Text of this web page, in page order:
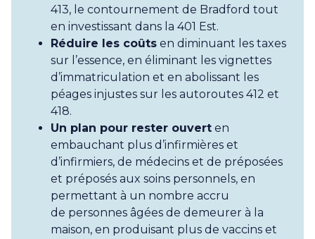
413, le contournement de Bradford tout
en investissant dans la 401 Est.
Réduire les coûts en diminuant les taxes
sur l’essence, en éliminant les vignettes
d’immatriculation et en abolissant les
péages injustes sur les autoroutes 412 et
418.
Un plan pour rester ouvert en
embauchant plus d’infirmières et
d’infirmiers, de médecins et de préposées
et préposés aux soins personnels, en
permettant à un nombre accru
de personnes âgées de demeurer à la
maison, en produisant plus de vaccins et